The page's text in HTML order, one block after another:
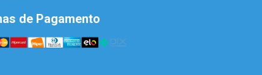
de Pagamento